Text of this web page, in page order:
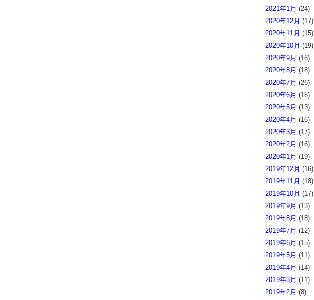
2021年1月 (24)
2020年12月 (17)
2020年11月 (15)
2020年10月 (19)
2020年9月 (16)
2020年8月 (18)
2020年7月 (26)
2020年6月 (16)
2020年5月 (13)
2020年4月 (16)
2020年3月 (17)
2020年2月 (16)
2020年1月 (19)
2019年12月 (16)
2019年11月 (18)
2019年10月 (17)
2019年9月 (13)
2019年8月 (18)
2019年7月 (12)
2019年6月 (15)
2019年5月 (11)
2019年4月 (14)
2019年3月 (11)
2019年2月 (8)